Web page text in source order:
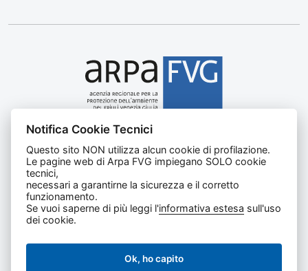
Agenzia regionale per la protezione dell’ambiente del
Friuli Venezia Giulia
C.F. e P. IVA 02096520305
Tel 0432 1918111
Notifica Cookie Tecnici
Questo sito NON utilizza alcun cookie di profilazione.
Le pagine web di Arpa FVG impiegano SOLO cookie
tecnici,
necessari a garantirne la sicurezza e il corretto
funzionamento.
Se vuoi saperne di più leggi l'informativa estesa sull'uso
dei cookie.
Ok, ho capito